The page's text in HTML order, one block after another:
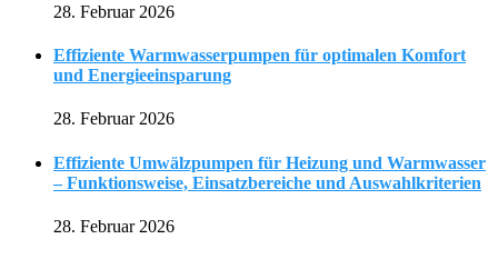
28. Februar 2026
Effiziente Warmwasserpumpen für optimalen Komfort
und Energieeinsparung
28. Februar 2026
Effiziente Umwälzpumpen für Heizung und Warmwasser
– Funktionsweise, Einsatzbereiche und Auswahlkriterien
28. Februar 2026